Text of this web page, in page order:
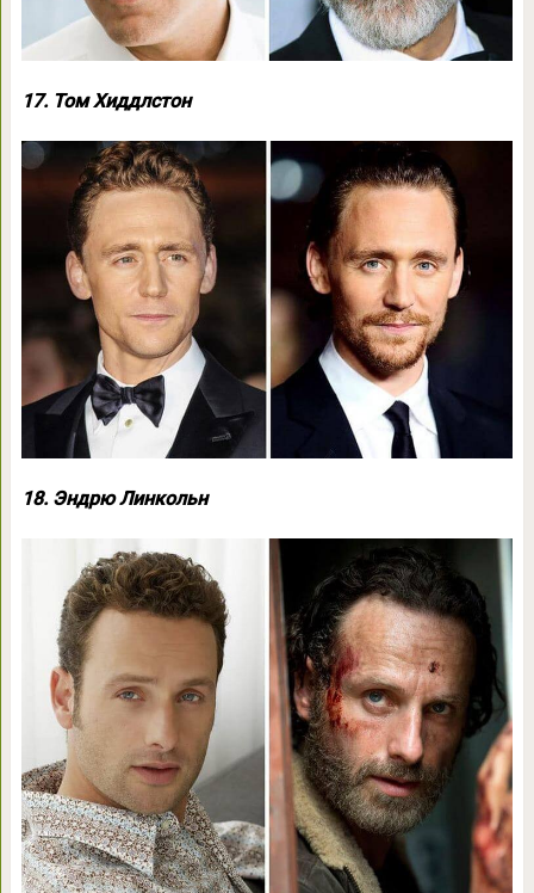
17. Том Хиддлстон
18. Эндрю Линкольн